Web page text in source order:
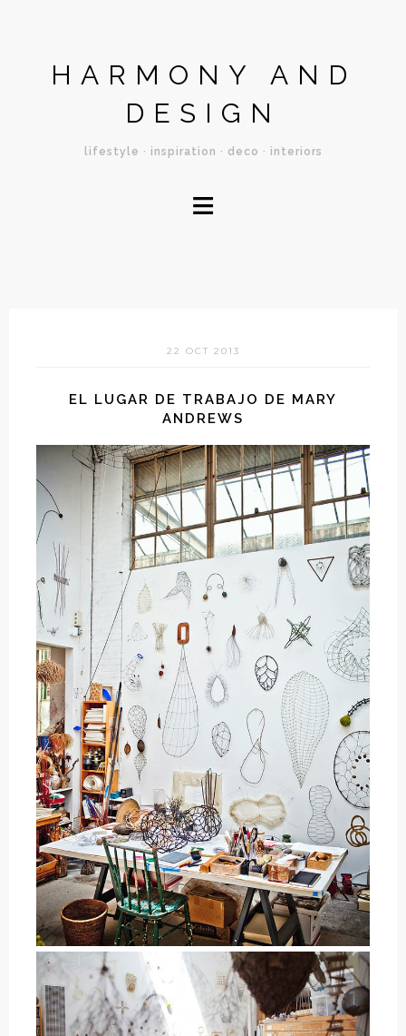
HARMONY AND
DESIGN
lifestyle · inspiration · deco · interiors
≡
22 OCT 2013
EL LUGAR DE TRABAJO DE MARY
ANDREWS